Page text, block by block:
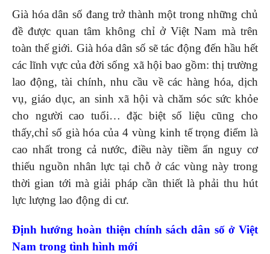
Già hóa dân số đang trở thành một trong những chủ
đề được quan tâm không chỉ ở Việt Nam mà trên
toàn thế giới. Già hóa dân số sẽ tác động đến hầu hết
các lĩnh vực của đời sống xã hội bao gồm: thị trường
lao động, tài chính, nhu cầu về các hàng hóa, dịch
vụ, giáo dục, an sinh xã hội và chăm sóc sức khỏe
cho người cao tuổi… đặc biệt số liệu cũng cho
thấy,chỉ số già hóa của 4 vùng kinh tế trọng điểm là
cao nhất trong cả nước, điều này tiềm ẩn nguy cơ
thiếu nguồn nhân lực tại chỗ ở các vùng này trong
thời gian tới mà giải pháp cần thiết là phải thu hút
lực lượng lao động di cư.
Định hướng hoàn thiện chính sách dân số ở Việt
Nam trong tình hình mới